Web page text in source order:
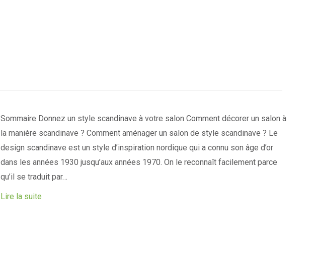
Sommaire Donnez un style scandinave à votre salon Comment décorer un salon à
la manière scandinave ? Comment aménager un salon de style scandinave ? Le
design scandinave est un style d’inspiration nordique qui a connu son âge d’or
dans les années 1930 jusqu’aux années 1970. On le reconnaît facilement parce
qu’il se traduit par…
Lire la suite